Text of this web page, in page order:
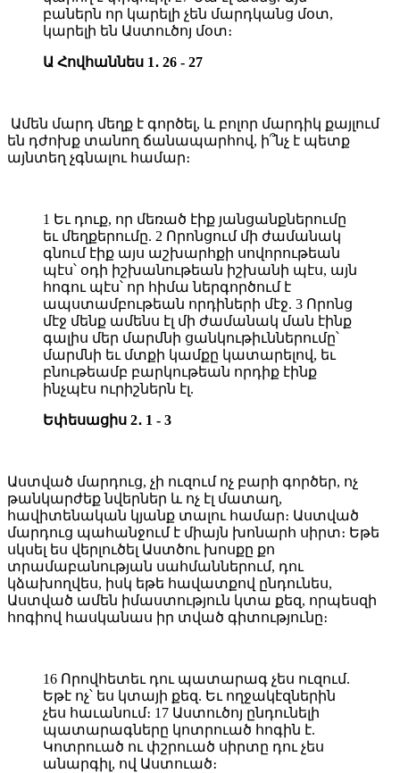
բաներն որ կարելի չեն մարդկանց մօտ,
կարելի են Աստուծոյ մօտ։
Ա Հովհաննես 1․ 26 - 27
Ամեն մարդ մեղք է գործել, և բոլոր մարդիկ քայլում
են դժոխք տանող ճանապարհով, ի՞նչ է պետք
այնտեղ չգնալու համար։
1 Եւ դուք, որ մեռած էիք յանցանքներումը
եւ մեղքերումը. 2 Որոնցում մի ժամանակ
գնում էիք այս աշխարհքի սովորութեան
պէս՝ օդի իշխանութեան իշխանի պէս, այն
հոգու պէս՝ որ հիմա ներգործում է
ապստամբութեան որդիների մէջ. 3 Որոնց
մէջ մենք ամենս էլ մի ժամանակ ման էինք
գալիս մեր մարմնի ցանկութիւններումը՝
մարմնի եւ մտքի կամքը կատարելով, եւ
բնութեամբ բարկութեան որդիք էինք
ինչպէս ուրիշներն էլ.
Եփեսացիս 2․ 1 - 3
Աստված մարդուց, չի ուզում ոչ բարի գործեր, ոչ
թանկարժեք նվերներ և ոչ էլ մատաղ,
հավիտենական կյանք տալու համար։ Աստված
մարդուց պահանջում է միայն խոնարհ սիրտ։ Եթե
սկսել ես վերլուծել Աստծու խոսքը քո
տրամաբանության սահմաններում, դու
կձախողվես, իսկ եթե հավատքով ընդունես,
Աստված ամեն իմաստություն կտա քեզ, որպեսզի
հոգիով հասկանաս իր տված գիտությունը։
16 Որովհետեւ դու պատարագ չես ուզում.
Եթէ ոչ՝ ես կտայի քեզ. Եւ ողջակէզներին
չես հաւանում։ 17 Աստուծոյ ընդունելի
պատարագները կոտրուած հոգին է.
Կոտրուած ու փշրուած սիրտը դու չես
անարգիլ, ով Աստուած։